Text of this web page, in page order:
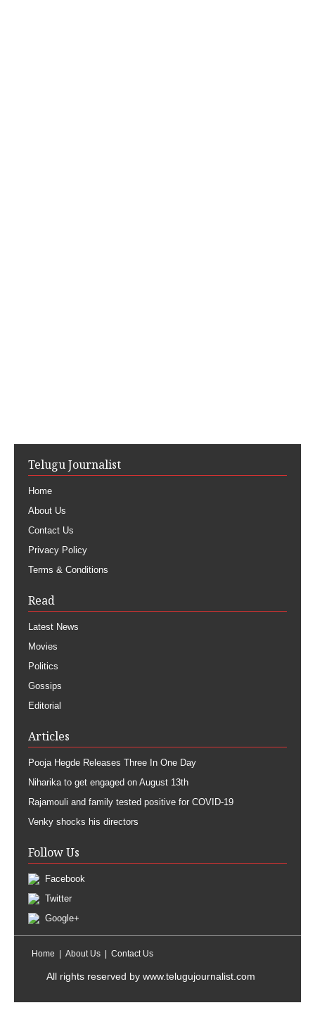
Telugu Journalist
Home
About Us
Contact Us
Privacy Policy
Terms & Conditions
Read
Latest News
Movies
Politics
Gossips
Editorial
Articles
Pooja Hegde Releases Three In One Day
Niharika to get engaged on August 13th
Rajamouli and family tested positive for COVID-19
Venky shocks his directors
Follow Us
Facebook
Twitter
Google+
Home About Us Contact Us
All rights reserved by www.telugujournalist.com